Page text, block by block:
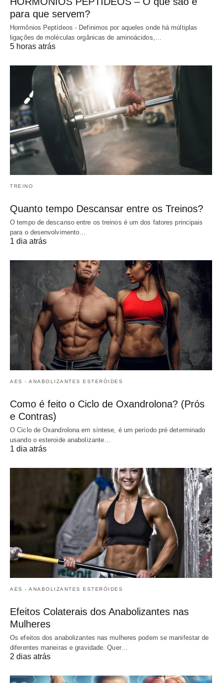
para que servem?
Hormônios Peptídeos - Definimos por aqueles onde há múltiplas
ligações de moléculas orgânicas de aminoácidos,…
5 horas atrás
TREINO
Quanto tempo Descansar entre os Treinos?
O tempo de descanso entre os treinos é um dos fatores principais
para o desenvolvimento…
1 dia atrás
AES - ANABOLIZANTES ESTERÓIDES
Como é feito o Ciclo de Oxandrolona? (Prós
e Contras)
O Ciclo de Oxandrolona em síntese, é um período pré determinado
usando o esteroide anabolizante…
1 dia atrás
AES - ANABOLIZANTES ESTERÓIDES
Efeitos Colaterais dos Anabolizantes nas
Mulheres
Os efeitos dos anabolizantes nas mulheres podem se manifestar de
diferentes maneiras e gravidade. Quer…
2 dias atrás